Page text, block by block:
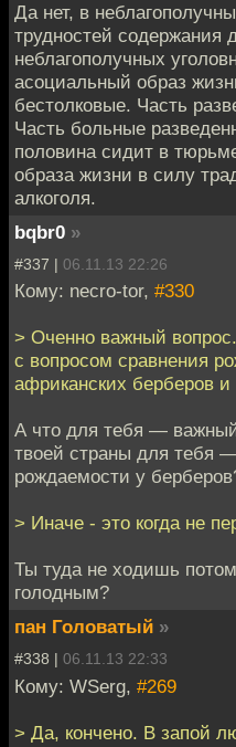
Да нет, в
трудностей содержания
неблагополучных
асоциальный образ
бестолковые. Часть
Часть больные
половина сидит в
образа жизни в силу
алкоголя.
bqbr0 »
#337 | 06.11.13 22:26
Кому: necro-tor, #330
> Оченно важный
с вопросом сравнения
африканских берберов
А что для тебя —
твоей страны для тебя
рождаемости у
> Иначе - это когда не
Ты туда не ходишь
голодным?
пан Головатый »
#338 | 06.11.13 22:33
Кому: WSerg, #269
> Да, кончено. В запой